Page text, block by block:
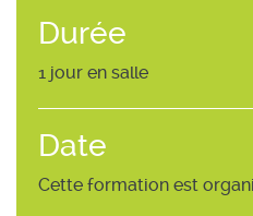
Durée
1 jour en salle
Date
Cette formation est